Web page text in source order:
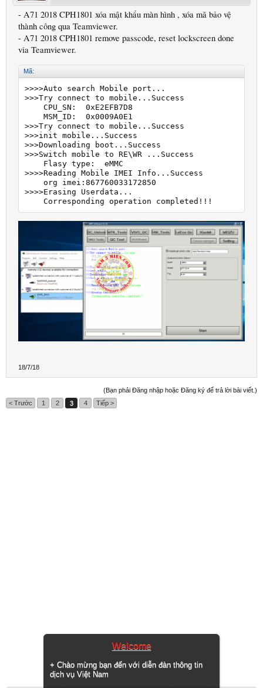
Welcome
+ Chào mừng bạn đến với diễn đàn thông tin
dịch vụ Việt Nam
- A71 2018 CPH1801 xóa mật khẩu màn hình , xóa mã bảo vệ
thành công qua Teamviewer.
- A71 2018 CPH1801 remove passcode, reset lockscreen done
via Teamviewer.
Mã:
>>>>Auto search Mobile port...
>>>Try connect to mobile...Success
    CPU_SN:  0xE2EFB7D8
    MSM_ID:  0x0009A0E1
>>>Try connect to mobile...Success
>>>init mobile...Success
>>>Downloading boot...Success
>>>Switch mobile to RE\WR ...Success
    Flasy type:  eMMC
>>>>Reading Mobile IMEI Info...Success
    org imei:867760033172850
>>>>Erasing Userdata...
    Corresponding operation completed!!!
18/7/18
(Bạn phải Đăng nhập hoặc Đăng ký để trả lời bài viết.)
< Trước
1 2 3 4 Tiếp >